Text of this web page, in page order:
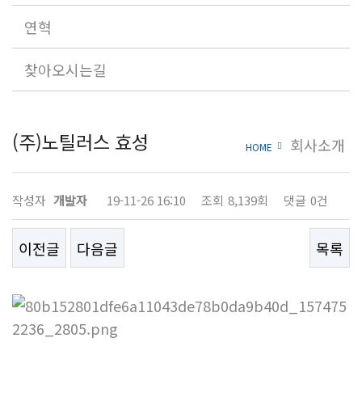
연혁
찾아오시는길
(주)노틸러스 효성 HOME 회사소개
작성자 개발자 19-11-26 16:10 조회 8,139회 댓글 0건
이전글 다음글 목록